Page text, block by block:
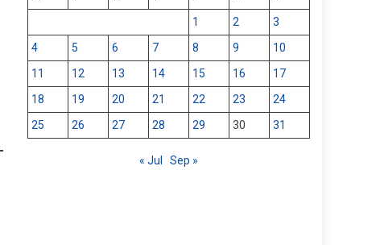
1
2
3
4
5 6 7 8 9
10
11
12 13 14 15 16
17
18
19 20 21 22 23
24
25
26 27 28 29 30 31
« Jul Sep »